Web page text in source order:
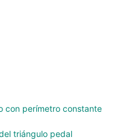
con perímetro constante
triángulo pedal